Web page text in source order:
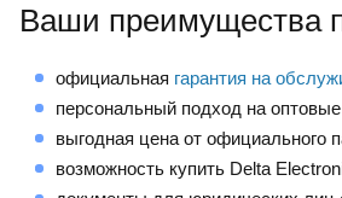
Ваши преимущества
официальная гарантия на
персональный подход на
выгодная цена от официального
возможность купить Delta